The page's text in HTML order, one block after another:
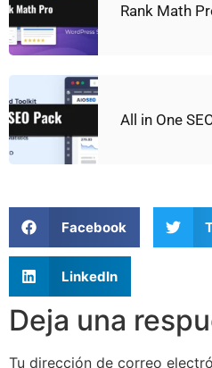
Rank Math
All in One
Facebook
LinkedIn
Deja una
Tu dirección de correo